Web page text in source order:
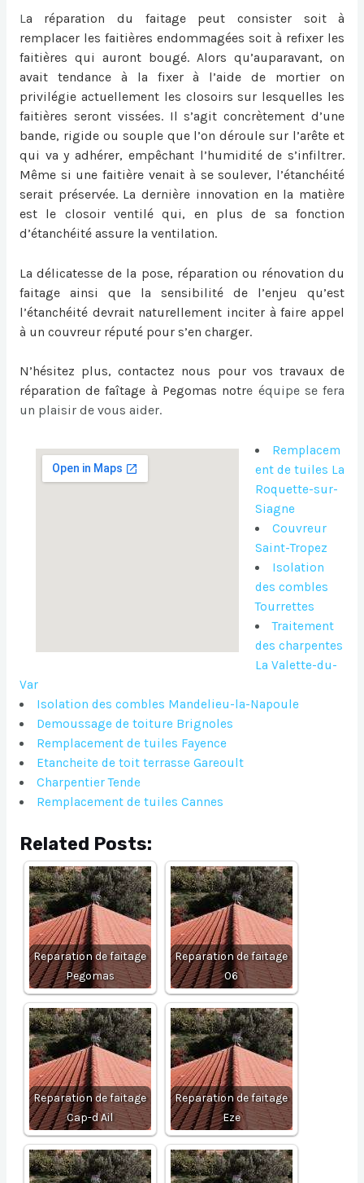
L a réparation du faitage peut consister soit à
remplacer les faitières endommagées soit à refixer les
faitières qui auront bougé. Alors qu’auparavant, on
avait tendance à la fixer à l’aide de mortier on
privilégie actuellement les closoirs sur lesquelles les
faitières seront vissées. Il s’agit concrètement d’une
bande, rigide ou souple que l’on déroule sur l’arête et
qui va y adhérer, empêchant l’humidité de s’infiltrer.
Même si une faitière venait à se soulever, l’étanchéité
serait préservée. La dernière innovation en la matière
est le closoir ventilé qui, en plus de sa fonction
d’étanchéité assure la ventilation.
La délicatesse de la pose, réparation ou rénovation du
faitage ainsi que la sensibilité de l’enjeu qu’est
l’étanchéité devrait naturellement inciter à faire appel
à un couvreur réputé pour s’en charger.
N’hésitez plus, contactez nous pour vos travaux de
réparation de faîtage à Pegomas notre équipe se fera
un plaisir de vous aider.
Remplacem
ent de tuiles La
Roquette-sur-
Siagne
Couvreur
Saint-Tropez
Isolation
des combles
Tourrettes
Traitement
des charpentes
La Valette-du-
Var
Isolation des combles Mandelieu-la-Napoule
Demoussage de toiture Brignoles
Remplacement de tuiles Fayence
Etancheite de toit terrasse Gareoult
Charpentier Tende
Remplacement de tuiles Cannes
Related Posts:
Reparation de faitage
Pegomas
Reparation de faitage
06
Reparation de faitage
Cap-d Ail
Reparation de faitage
Eze